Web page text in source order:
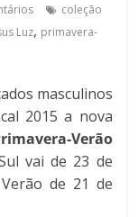
coleção
Luz, primavera-
masculinos
2015 a nova
Verão
vai de 23 de
de 21 de